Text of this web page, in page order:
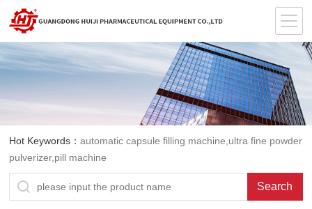
Hot Keywords：automatic capsule filling machine,ultra fine powder
pulverizer,pill machine